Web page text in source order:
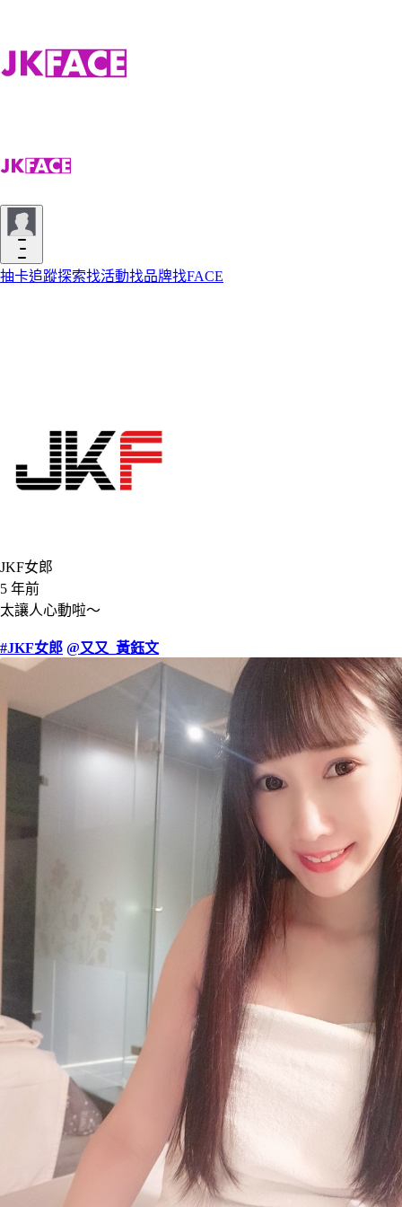
抽卡追蹤探索找活動找品牌找FACE
JKF女郎
5 年前
太讓人心動啦～
#JKF女郎 @又又_黃鈺文